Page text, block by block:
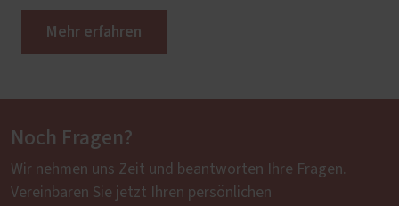
Mehr erfahren
Noch Fragen?
Wir nehmen uns Zeit und beantworten Ihre Fragen.
Vereinbaren Sie jetzt Ihren persönlichen